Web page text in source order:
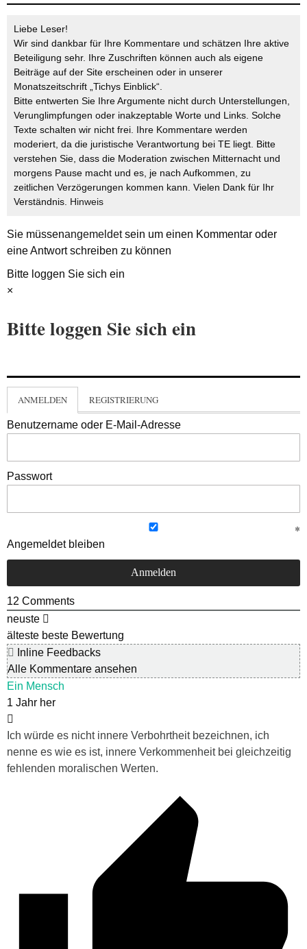
Liebe Leser!
Wir sind dankbar für Ihre Kommentare und schätzen Ihre aktive
Beteiligung sehr. Ihre Zuschriften können auch als eigene
Beiträge auf der Site erscheinen oder in unserer
Monatszeitschrift „Tichys Einblick“.
Bitte entwerten Sie Ihre Argumente nicht durch Unterstellungen,
Verunglimpfungen oder inakzeptable Worte und Links. Solche
Texte schalten wir nicht frei. Ihre Kommentare werden
moderiert, da die juristische Verantwortung bei TE liegt. Bitte
verstehen Sie, dass die Moderation zwischen Mitternacht und
morgens Pause macht und es, je nach Aufkommen, zu
zeitlichen Verzögerungen kommen kann. Vielen Dank für Ihr
Verständnis. Hinweis
Sie müssenangemeldetsein um einen Kommentar oder
eine Antwort schreiben zu können
Bitte loggen Sie sich ein
×
Bitte loggen Sie sich ein
ANMELDEN REGISTRIERUNG
Benutzername oder E-Mail-Adresse
Passwort
Angemeldet bleiben
12 Comments
neuste
älteste beste Bewertung
Inline Feedbacks
Alle Kommentare ansehen
Ein Mensch
1 Jahr her
Ich würde es nicht innere Verbohrtheit bezeichnen, ich
nenne es wie es ist, innere Verkommenheit bei gleichzeitig
fehlenden moralischen Werten.